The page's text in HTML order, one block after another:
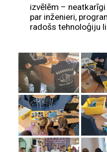
izvēlēm –
par inženieri,
radošs tehnoloģiju